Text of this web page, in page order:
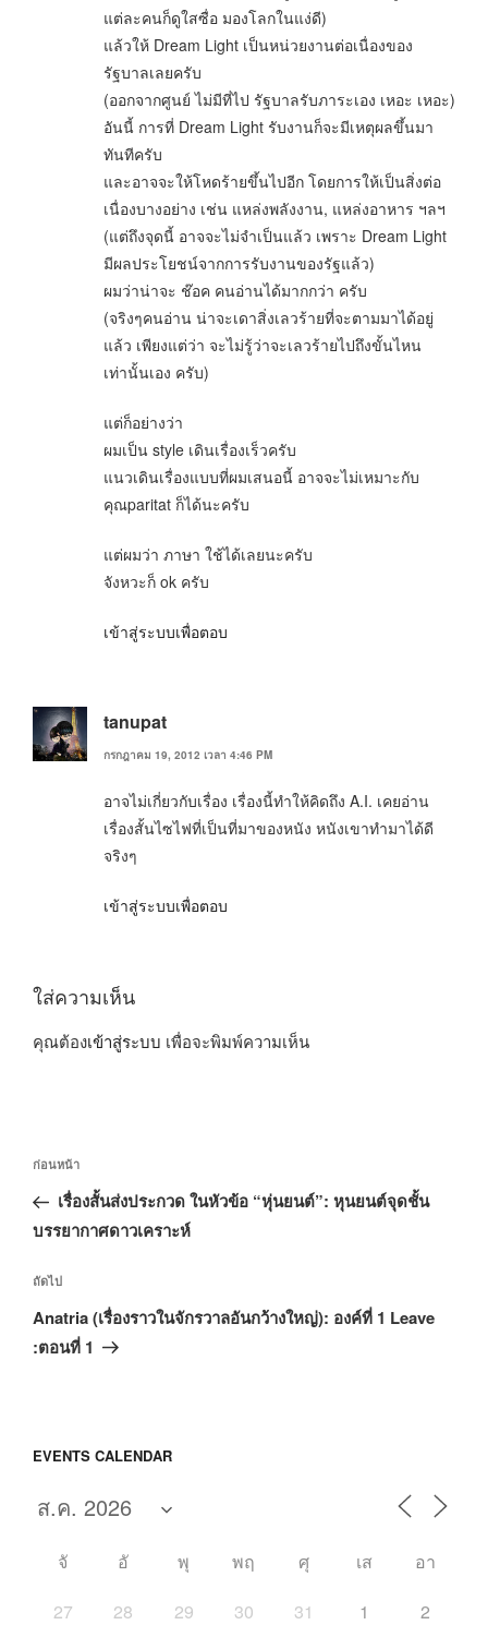
แต่ละคนก็ดูใสซื่อ มองโลกในแง่ดี)
แล้วให้ Dream Light เป็นหน่วยงานต่อเนื่องของ
รัฐบาลเลยครับ
(ออกจากศูนย์ ไม่มีที่ไป รัฐบาลรับภาระเอง เหอะ เหอะ)
อันนี้ การที่ Dream Light รับงานก็จะมีเหตุผลขึ้นมา
ทันทีครับ
และอาจจะให้โหดร้ายขึ้นไปอีก โดยการให้เป็นสิ่งต่อ
เนื่องบางอย่าง เช่น แหล่งพลังงาน, แหล่งอาหาร ฯลฯ
(แต่ถึงจุดนี้ อาจจะไม่จำเป็นแล้ว เพราะ Dream Light
มีผลประโยชน์จากการรับงานของรัฐแล้ว)
ผมว่าน่าจะ ช๊อค คนอ่านได้มากกว่า ครับ
(จริงๆคนอ่าน น่าจะเดาสิ่งเลวร้ายที่จะตามมาได้อยู่
แล้ว เพียงแต่ว่า จะไม่รู้ว่าจะเลวร้ายไปถึงขั้นไหน
เท่านั้นเอง ครับ)
แต่ก็อย่างว่า
ผมเป็น style เดินเรื่องเร็วครับ
แนวเดินเรื่องแบบที่ผมเสนอนี้ อาจจะไม่เหมาะกับ
คุณparitat ก็ได้นะครับ
แต่ผมว่า ภาษา ใช้ได้เลยนะครับ
จังหวะก็ ok ครับ
เข้าสู่ระบบเพื่อตอบ
tanupat
กรกฎาคม 19, 2012 เวลา 4:46 PM
อาจไม่เกี่ยวกับเรื่อง เรื่องนี้ทำให้คิดถึง A.I. เคยอ่าน
เรื่องสั้นไซไฟที่เป็นที่มาของหนัง หนังเขาทำมาได้ดี
จริงๆ
เข้าสู่ระบบเพื่อตอบ
ใส่ความเห็น
คุณต้องเข้าสู่ระบบ เพื่อจะพิมพ์ความเห็น
แนะแนว
เรื่อง
เรื่อง
ก่อน
หน้า
ก่อนหน้า
เรื่องสั้นส่งประกวด ในหัวข้อ “หุ่นยนต์”: หุนยนต์จุดชั้น
บรรยากาศดาวเคราะห์
เรื่อง
ถัด
ไป
ถัดไป
Anatria (เรื่องราวในจักรวาลอันกว้างใหญ่): องค์ที่ 1 Leave
:ตอนที่ 1
EVENTS CALENDAR
จั อั พุ พฤ ศุ เส
อา
27
28 29 30 31 1 2